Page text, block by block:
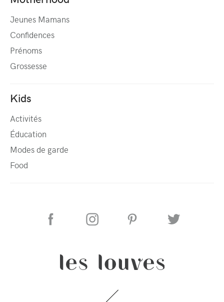
Jeunes Mamans
Confidences
Prénoms
Grossesse
Kids
Activités
Éducation
Modes de garde
Food